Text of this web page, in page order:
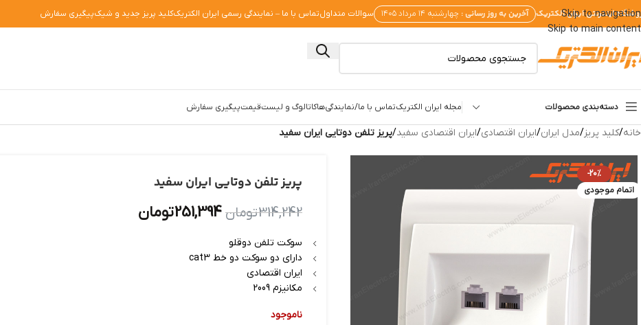
Skip to navigation
Skip to main content
اینترنتی ایران الکتریک آخرین به روز رسانی : چهارشنبه ۱۴ مرداد ۱۴۰۵ سوالات متداولتماس با ما – نمایندگی رسمی ایران الکتریککلید پریز جدید و شیکپیگیری سفارش
دسته‌بندی محصولات مجله ایران الکتریکتماس با ما/نمایندگی‌هاکاتالوگ و لیست‌قیمتپیگیری سفارش
خانه/کلید پریز/مدل ایران/ایران اقتصادی/ایران اقتصادی سفید/پریز تلفن دوتایی ایران سفید
-20%
اتمام موجودی
پریز تلفن دوتایی ایران سفید
314,242تومان251,394تومان
سوکت تلفن دوقلو
دارای دو سوکت دو خط cat3
ایران اقتصادی
مکانیزم 2009
ناموجود